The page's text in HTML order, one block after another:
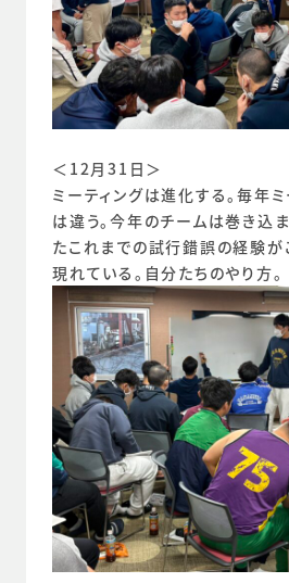
＜12月31日＞
ミーティングは進化する。毎年
は違う。今年のチームは巻き込
たこれまでの試行錯誤の経験が
現れている。自分たちのやり方。